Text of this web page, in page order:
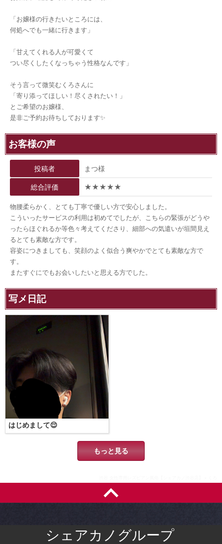
「お嬢様の行きたいところには、
何処へでも一緒に行きます」
「甘えてくれる人が可愛くて
つい尽くしたくなっちゃう性格なんです」
そう言って微笑むくろさんに
「寄り添ってほしい！尽くされたい！」
とご希望のお嬢様、
是非ご予約お待ちしております✨
お客様の声
投稿者 まつ様
総合評価 ★★★★★
物腰柔らかく、とても丁寧で優しい方で安心しました。
こういったサービスの利用は初めてでしたが、こちらの緊張がどうや
ったらほぐれるか等色々考えてくださり、細部への気遣いが垣間見え
るとても素敵な方です。
容姿につきましても、笑顔のよく似合う爽やかでとても素敵な方で
す。
またすぐにでもお会いしたいと思える方でした。
写メ日記
はじめまして😌
もっと見る
シェアカノグループ